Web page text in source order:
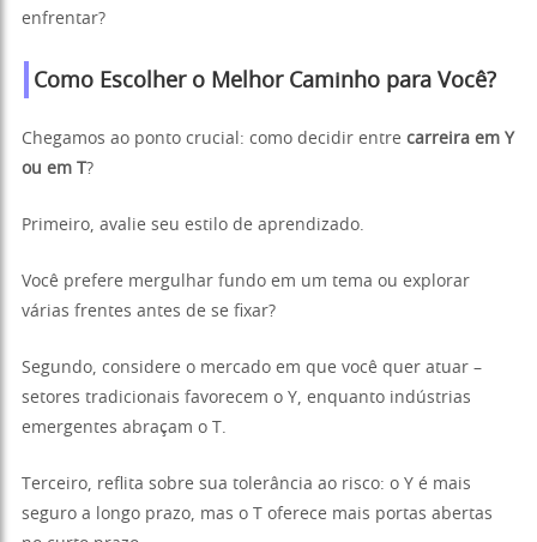
enfrentar?
Como Escolher o Melhor Caminho para Você?
Chegamos ao ponto crucial: como decidir entre carreira em Y
ou em T ?
Primeiro, avalie seu estilo de aprendizado.
Você prefere mergulhar fundo em um tema ou explorar
várias frentes antes de se fixar?
Segundo, considere o mercado em que você quer atuar –
setores tradicionais favorecem o Y, enquanto indústrias
emergentes abraçam o T.
Terceiro, reflita sobre sua tolerância ao risco: o Y é mais
seguro a longo prazo, mas o T oferece mais portas abertas